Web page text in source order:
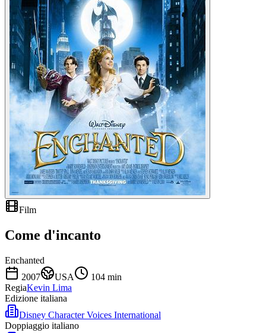
Film
Come d'incanto
Enchanted
2007
USA 104 min
RegiaKevin Lima
Edizione italiana
Disney Character Voices International
Doppiaggio italiano